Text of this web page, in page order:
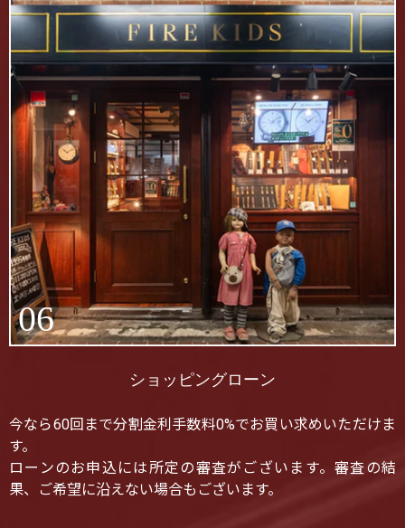
06
ショッピングローン
今なら60回まで分割金利手数料0%でお買い求めいただけま
す。
ローンのお申込には所定の審査がございます。審査の結
果、ご希望に沿えない場合もございます。